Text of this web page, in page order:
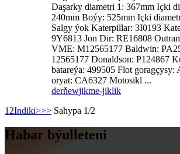
Daşarky diametri 1: 367mm Içki
240mm Boýy: 525mm Içki
Salgy ýok Katerpillar: 3I0193
9Y6813 Jon Dir: RE16808
VME: M12565177 Baldwin:
12565177 Donaldson: P124867
batareýa: 499505 Flot goragçysy:
oryat: CA6327 Motosikl ...
derňewjikme-jiklik
1 2Indiki>>> Sahypa 1/2
Habar býulleteni